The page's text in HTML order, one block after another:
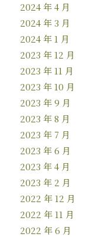
2024 年 4 月
2024 年 3 月
2024 年 1 月
2023 年 12 月
2023 年 11 月
2023 年 10 月
2023 年 9 月
2023 年 8 月
2023 年 7 月
2023 年 6 月
2023 年 4 月
2023 年 2 月
2022 年 12 月
2022 年 11 月
2022 年 6 月